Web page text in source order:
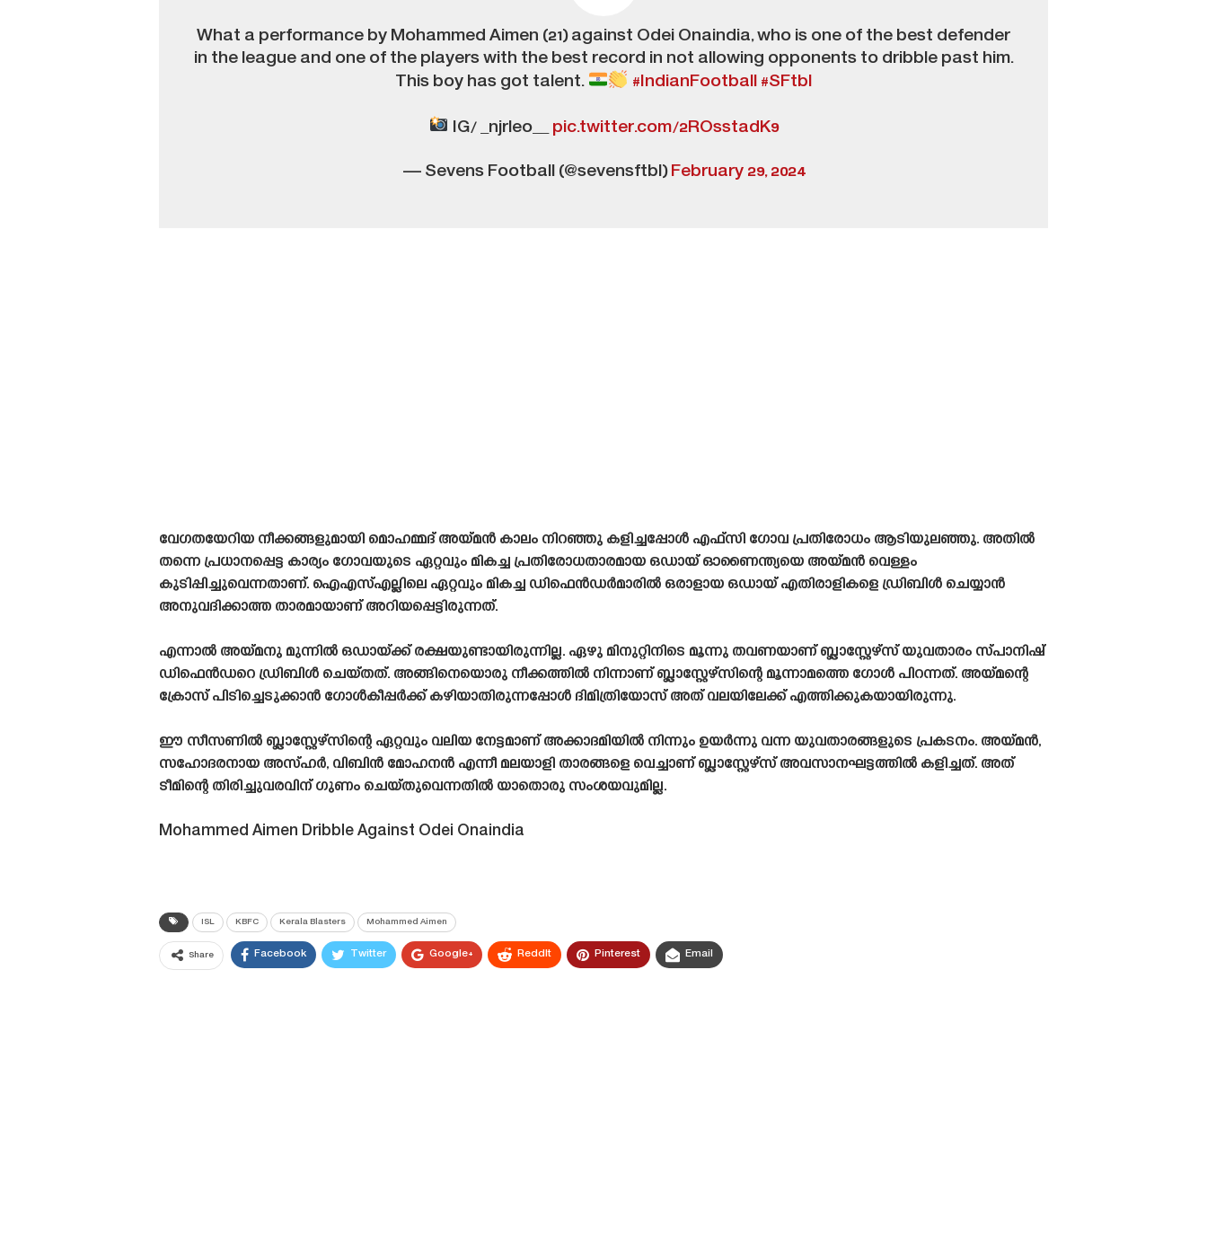
What a performance by Mohammed Aimen (21) against Odei Onaindia, who is one of the best defender
in the league and one of the players with the best record in not allowing opponents to dribble past him.
This boy has got talent.
#IndianFootball #SFtbl
IG/ _njrleo__ pic.twitter.com/2ROsstadK9
— Sevens Football (@sevensftbl)February 29, 2024
വേഗതയേറിയ നീക്കങ്ങളുമായി മൊഹമ്മദ് അയ്‌മൻ കാലം നിറഞ്ഞു കളിച്ചപ്പോൾ എഫ്‌സി ഗോവ പ്രതിരോധം ആടിയുലഞ്ഞു. അതിൽ
തന്നെ പ്രധാനപ്പെട്ട കാര്യം ഗോവയുടെ ഏറ്റവും മികച്ച പ്രതിരോധതാരമായ ഒഡായ് ഓണൈന്ത്യയെ അയ്‌മൻ വെള്ളം
കുടിപ്പിച്ചുവെന്നതാണ്. ഐഎസ്എല്ലിലെ ഏറ്റവും മികച്ച ഡിഫെൻഡർമാരിൽ ഒരാളായ ഒഡായ് എതിരാളികളെ ഡ്രിബിൾ ചെയ്യാൻ
അനുവദിക്കാത്ത താരമായാണ് അറിയപ്പെട്ടിരുന്നത്.
എന്നാൽ അയ്‌മനു മുന്നിൽ ഒഡായ്ക്ക് രക്ഷയുണ്ടായിരുന്നില്ല. ഏഴു മിനുറ്റിനിടെ മൂന്നു തവണയാണ് ബ്ലാസ്റ്റേഴ്‌സ് യുവതാരം സ്‌പാനിഷ്‌
ഡിഫെൻഡറെ ഡ്രിബിൾ ചെയ്‌തത്‌. അങ്ങിനെയൊരു നീക്കത്തിൽ നിന്നാണ് ബ്ലാസ്റ്റേഴ്‌സിന്റെ മൂന്നാമത്തെ ഗോൾ പിറന്നത്. അയ്‌മന്റെ
ക്രോസ് പിടിച്ചെടുക്കാൻ ഗോൾകീപ്പർക്ക് കഴിയാതിരുന്നപ്പോൾ ദിമിത്രിയോസ് അത് വലയിലേക്ക് എത്തിക്കുകയായിരുന്നു.
ഈ സീസണിൽ ബ്ലാസ്റ്റേഴ്‌സിന്റെ ഏറ്റവും വലിയ നേട്ടമാണ് അക്കാദമിയിൽ നിന്നും ഉയർന്നു വന്ന യുവതാരങ്ങളുടെ പ്രകടനം. അയ്‌മൻ,
സഹോദരനായ അസ്ഹർ, വിബിൻ മോഹനൻ എന്നീ മലയാളി താരങ്ങളെ വെച്ചാണ് ബ്ലാസ്റ്റേഴ്‌സ് അവസാനഘട്ടത്തിൽ കളിച്ചത്. അത്
ടീമിന്റെ തിരിച്ചുവരവിന് ഗുണം ചെയ്‌തുവെന്നതിൽ യാതൊരു സംശയവുമില്ല.
Mohammed Aimen Dribble Against Odei Onaindia
ISL KBFC Kerala Blasters Mohammed Aimen
Share Facebook Twitter Google+ ReddIt Pinterest Email